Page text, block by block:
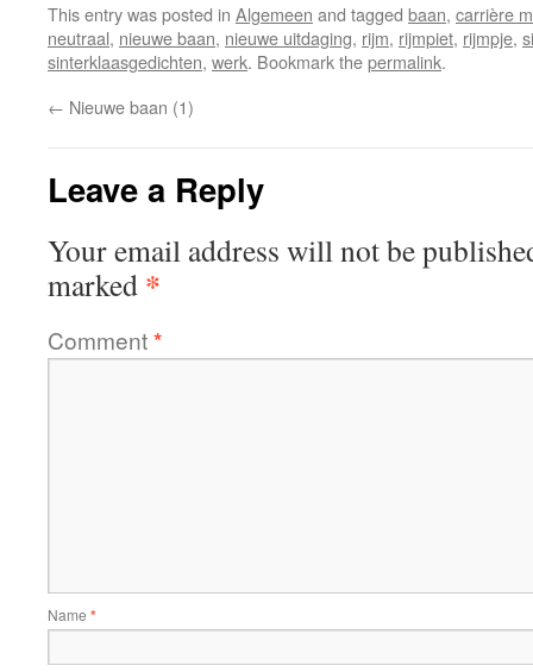
This entry was posted in Algemeen and tagged baan, carrière
neutraal, nieuwe baan, nieuwe uitdaging, rijm, rijmpiet, rijmpje,
sinterklaasgedichten, werk. Bookmark thepermalink.
← Nieuwe baan (1)
Leave a Reply
Your email address will not be
marked *
Comment*
Name *